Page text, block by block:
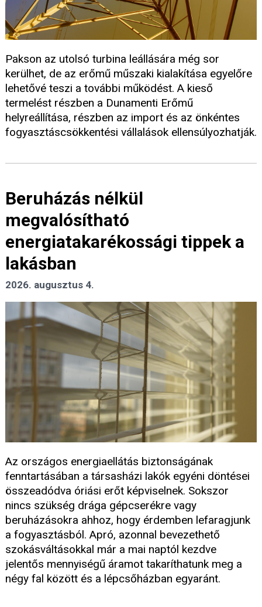
Pakson az utolsó turbina leállására még sor
kerülhet, de az erőmű műszaki kialakítása egyelőre
lehetővé teszi a további működést. A kieső
termelést részben a Dunamenti Erőmű
helyreállítása, részben az import és az önkéntes
fogyasztáscsökkentési vállalások ellensúlyozhatják.
Beruházás nélkül
megvalósítható
energiatakarékossági tippek a
lakásban
2026. augusztus 4.
Az országos energiaellátás biztonságának
fenntartásában a társasházi lakók egyéni döntései
összeadódva óriási erőt képviselnek. Sokszor
nincs szükség drága gépcserékre vagy
beruházásokra ahhoz, hogy érdemben lefaragjunk
a fogyasztásból. Apró, azonnal bevezethető
szokásváltásokkal már a mai naptól kezdve
jelentős mennyiségű áramot takaríthatunk meg a
négy fal között és a lépcsőházban egyaránt.